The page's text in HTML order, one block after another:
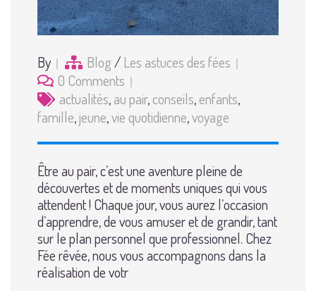
By Blog/ Les astuces des fées
0 Comments
actualités,au pair,conseils,enfants,
famille,jeune,vie quotidienne,voyage
Être au pair, c’est une aventure pleine de
découvertes et de moments uniques qui vous
attendent ! Chaque jour, vous aurez l’occasion
d’apprendre, de vous amuser et de grandir, tant
sur le plan personnel que professionnel. Chez
Fée rêvée, nous vous accompagnons dans la
réalisation de votr